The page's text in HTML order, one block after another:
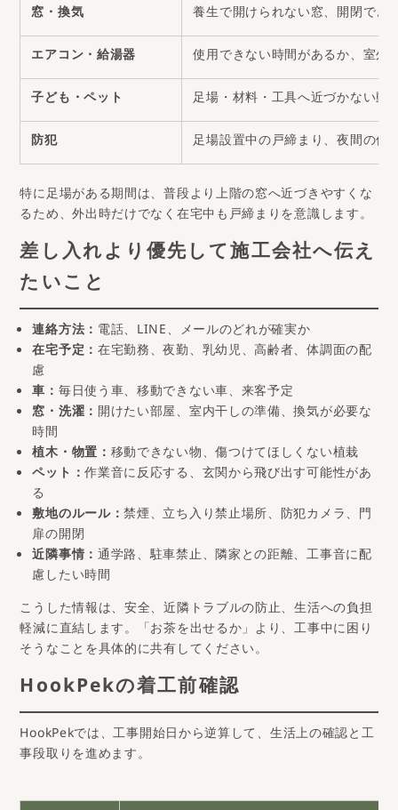
窓・換気
養生で開けられない窓、開閉でき
エアコン・給湯器
使用できない時間があるか、室外
子ども・ペット
足場・材料・工具へ近づかない動
防犯
足場設置中の戸締まり、夜間の侵
特に足場がある期間は、普段より上階の窓へ近づきやすくな
るため、外出時だけでなく在宅中も戸締まりを意識します。
差し入れより優先して施工会社へ伝え
たいこと
連絡方法： 電話、LINE、メールのどれが確実か
在宅予定： 在宅勤務、夜勤、乳幼児、高齢者、体調面の配
慮
車： 毎日使う車、移動できない車、来客予定
窓・洗濯： 開けたい部屋、室内干しの準備、換気が必要な
時間
植木・物置： 移動できない物、傷つけてほしくない植栽
ペット：作業音に反応する、玄関から飛び出す可能性があ
る
敷地のルール：禁煙、立ち入り禁止場所、防犯カメラ、門
扉の開閉
近隣事情： 通学路、駐車禁止、隣家との距離、工事音に配
慮したい時間
こうした情報は、安全、近隣トラブルの防止、生活への負担
軽減に直結します。「お茶を出せるか」より、工事中に困り
そうなことを具体的に共有してください。
HookPekの着工前確認
HookPekでは、工事開始日から逆算して、生活上の確認と工
事段取りを進めます。